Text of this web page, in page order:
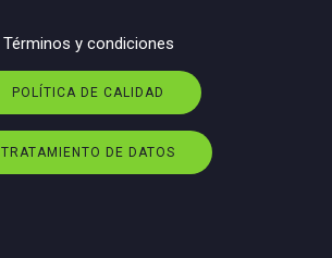
Términos y condiciones
POLÍTICA DE CALIDAD
TRATAMIENTO DE DATOS